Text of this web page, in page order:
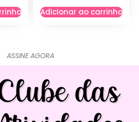
Adicionar ao carrinho
ASSINE AGORA